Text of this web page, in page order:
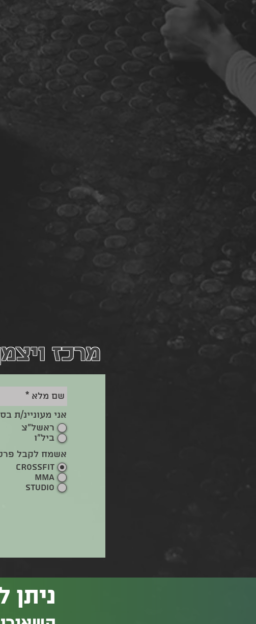
מרכז
אני מעוניינ/ת
ראשל"צ
ביל"ו
אשמח לקבל
CROSSFIT
MMA
STUDIO
ניתן